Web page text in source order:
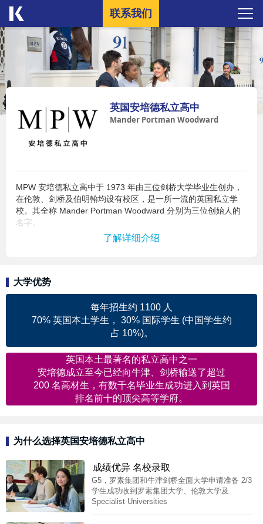
联系我们
英国安培德私立高中
Mander Portman Woodward
MPW 安培德私立高中于 1973 年由三位剑桥大学毕业生创办，
在伦敦、剑桥及伯明翰均设有校区，是一所一流的英国私立学
校。其全称 Mander Portman Woodward 分别为三位创始人的
名字。
了解详细介绍
大学优势
每年招生约 1100 人
70% 英国本土学生， 30% 国际学生 (中国学生约
占 10%)。
英国本土最著名的私立高中之一
安培德成立至今已经向牛津、剑桥输送了超过
200 名高材生，有数千名毕业生成功进入到英国
排名前十的顶尖高等学府。
为什么选择英国安培德私立高中
成绩优异 名校录取
G5，罗素集团和牛津剑桥全面大学申请准备 2/3
学生成功收到罗素集团大学、伦敦大学及
Specialist Universities